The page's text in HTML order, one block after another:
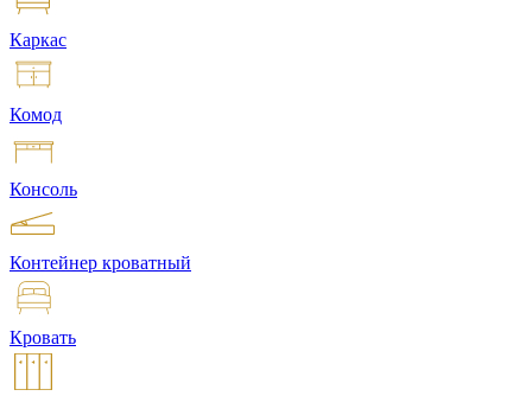
Каркас
Комод
Консоль
Контейнер кроватный
Кровать